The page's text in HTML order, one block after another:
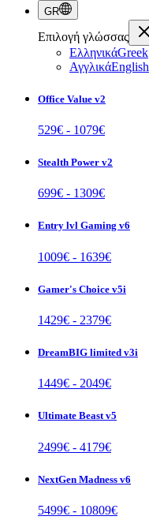
GR
Επιλογή γλώσσας
ΕλληνικάGreek
ΑγγλικάEnglish
Office Value v2
529€ - 1079€
Stealth Power v2
699€ - 1309€
Entry lvl Gaming v6
1009€ - 1639€
Gamer's Choice v5i
1429€ - 2379€
DreamBIG limited v3i
1449€ - 2049€
Ultimate Beast v5
2499€ - 4179€
NextGen Madness v6
5499€ - 10809€